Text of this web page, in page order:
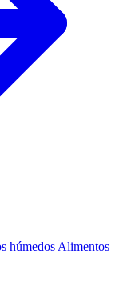
húmedos Alimentos